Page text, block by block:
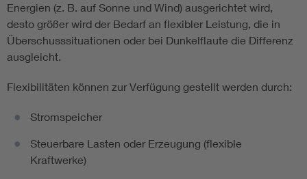
Digitalisierung und Metering
Innovative Netztechnologien
Energien (z. B. auf Sonne und Wind) ausgerichtet wird,
desto größer wird der Bedarf an flexibler Leistung, die in
Überschusssituationen oder bei Dunkelflaute die Differenz
ausgleicht.
Flexibilitäten können zur Verfügung gestellt werden durch:
Stromspeicher
Steuerbare Lasten oder Erzeugung (flexible
Kraftwerke)